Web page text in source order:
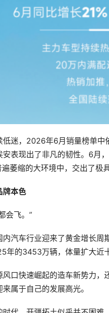
低迷，2026年6月销量榜单
安表现出了非凡的韧性。6月
遍萎缩的大环境中，交出了极
牌本色
会飞。”
内汽车行业迎来了黄金增长
年的3453万辆，体量扩大近
口快速崛起的造车新势力
属于自己的发展高光。